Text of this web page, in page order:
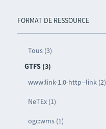
FORMAT DE RESSOURCE
Tous (3)
GTFS (3)
www:link-1.0-http--link (2)
NeTEx (1)
ogc:wms (1)